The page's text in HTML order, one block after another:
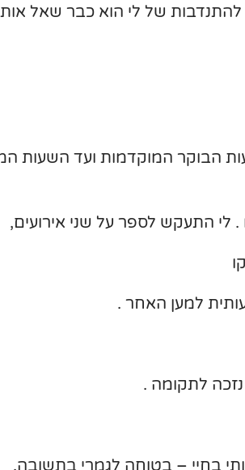
של לי הוא כבר שאל
הבוקר המוקדמות ועד השעות
התעקש לספר על שני אירועים,
למען האחר .
לתקומה .
בחיי – בטוחה לגמרי בתשובה.